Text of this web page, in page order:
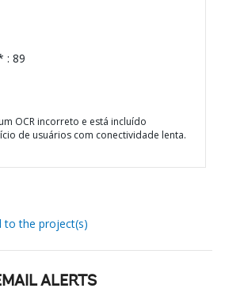
: 89
OCR incorreto e está incluído
de usuários com conectividade lenta.
to the project(s)
ALERTS